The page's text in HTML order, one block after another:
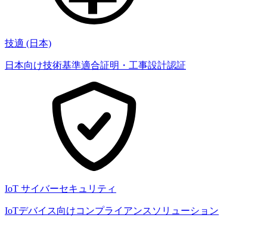
技適 (日本)
日本向け技術基準適合証明・工事設計認証
IoT サイバーセキュリティ
IoTデバイス向けコンプライアンスソリューション